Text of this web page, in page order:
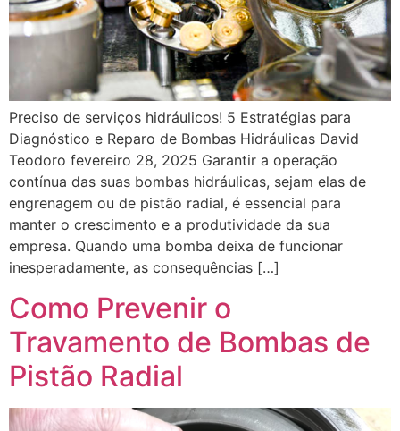
Preciso de serviços hidráulicos! 5 Estratégias para
Diagnóstico e Reparo de Bombas Hidráulicas David
Teodoro fevereiro 28, 2025 Garantir a operação
contínua das suas bombas hidráulicas, sejam elas de
engrenagem ou de pistão radial, é essencial para
manter o crescimento e a produtividade da sua
empresa. Quando uma bomba deixa de funcionar
inesperadamente, as consequências […]
Como Prevenir o
Travamento de Bombas de
Pistão Radial